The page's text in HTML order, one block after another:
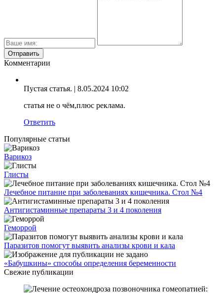
Комментарии
Пустая статья. | 8.05.2024 10:02
статья не о чём,плюс реклама.
Ответить
Популярные статьи
Варикоз
Глисты
Лечебное питание при заболеваниях кишечника. Стол №4
Антигистаминные препараты 3 и 4 поколения
Геморрой
Паразитов помогут выявить анализы крови и кала
«Бабушкины» способы определения беременности
Свежие публикации